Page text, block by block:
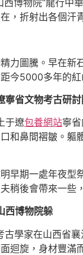
，折射出各個汗
圖騰。早在新
今5000多年的
省文物考古研討
于遼包養網站寧
和鼻間褶皺。軀
期一處年夜型祭
稍後會帶來一些
博物院躲
家在山西省襄
迴旋，身材豐